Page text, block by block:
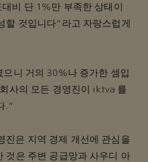
비 단 1%만 부족한 상태이
할 것입니다”라고 자랑스럽게
니 거의 30%나 증가한 셈입
사의 모든 경영진이 iktva 를
.”
진은 지역 경제 개선에 관심을
것은 주변 공급망과 사우디 아